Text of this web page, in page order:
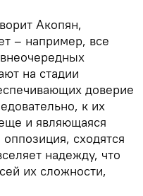
Акопян,
– например, все
на стадии
доверие
к их
и являющаяся
сходятся
надежду, что
их сложности,